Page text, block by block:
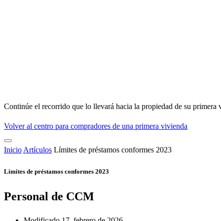
Continúe el recorrido que lo llevará hacia la propiedad de su primera
Volver al centro para compradores de una primera vivienda
Inicio Artículos Límites de préstamos conformes 2023
Límites de préstamos conformes 2023
Personal de CCM